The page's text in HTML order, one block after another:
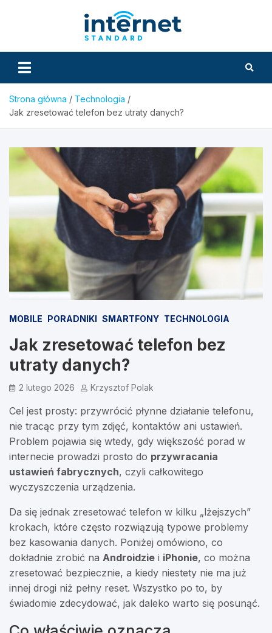
Strona główna
Technologia
Jak zresetować telefon bez utraty danych?
MOBILE PORADNIKI SMARTFONY TECHNOLOGIA
Jak zresetować telefon bez
utraty danych?
2 lutego 2026 Krzysztof Polak
Cel jest prosty: przywrócić płynne działanie telefonu,
nie tracąc przy tym zdjęć, kontaktów ani ustawień.
Problem pojawia się wtedy, gdy większość porad w
internecie prowadzi prosto do przywracania
ustawień fabrycznych, czyli całkowitego
wyczyszczenia urządzenia.
Da się jednak zresetować telefon w kilku „lżejszych”
krokach, które często rozwiązują typowe problemy
bez kasowania danych. Poniżej omówiono, co
dokładnie zrobić na Androidzie i iPhonie, co można
zresetować bezpiecznie, a kiedy niestety nie ma już
innej drogi niż pełny reset. Wszystko po to, by
świadomie zdecydować, jak daleko warto się posunąć.